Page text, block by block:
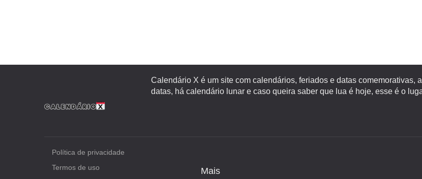
Calendário X é um site com calendários, feriados e datas comemorativas,
datas, há calendário lunar e caso queira saber que lua é hoje, esse é o
Política de privacidade
Termos de uso
Mais